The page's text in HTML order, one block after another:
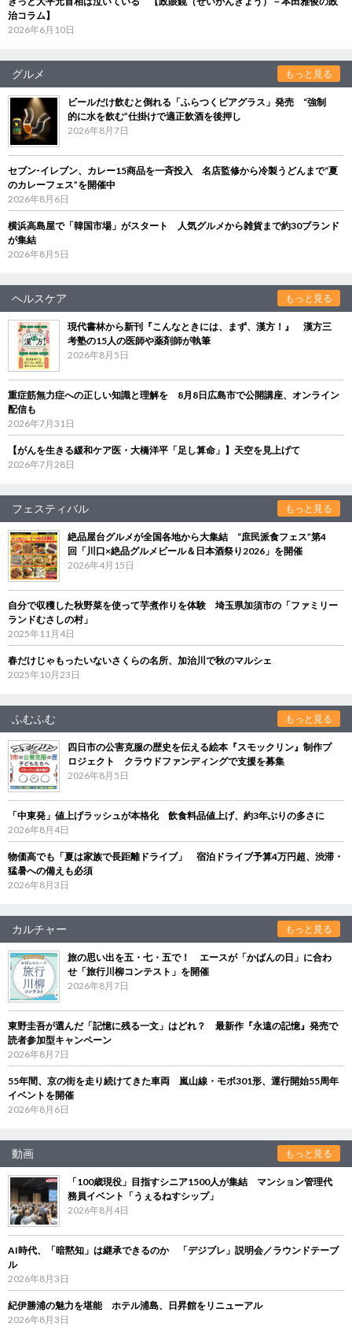
治コラム】
2026年6月10日
グルメ もっと見る
ビールだけ飲むと倒れる「ふらつくビアグラス」発売 “強制
的に水を飲む”仕掛けで適正飲酒を後押し
2026年8月7日
セブン‐イレブン、カレー15商品を一斉投入 名店監修から冷製うどんまで“夏
のカレーフェス”を開催中
2026年8月6日
横浜高島屋で「韓国市場」がスタート 人気グルメから雑貨まで約30ブランド
が集結
2026年8月5日
ヘルスケア もっと見る
現代書林から新刊『こんなときには、まず、漢方！』 漢方三
考塾の15人の医師や薬剤師が執筆
2026年8月5日
重症筋無力症への正しい知識と理解を 8月8日広島市で公開講座、オンライン
配信も
2026年7月31日
【がんを生きる緩和ケア医・大橋洋平「足し算命」】天空を見上げて
2026年7月28日
フェスティバル もっと見る
絶品屋台グルメが全国各地から大集結 “庶民派食フェス”第4
回「川口×絶品グルメビール＆日本酒祭り2026」を開催
2026年4月15日
自分で収穫した秋野菜を使って芋煮作りを体験 埼玉県加須市の「ファミリー
ランドむさしの村」
2025年11月4日
春だけじゃもったいないさくらの名所、加治川で秋のマルシェ
2025年10月23日
ふむふむ もっと見る
四日市の公害克服の歴史を伝える絵本『スモックリン』制作プ
ロジェクト クラウドファンディングで支援を募集
2026年8月5日
「中東発」値上げラッシュが本格化 飲食料品値上げ、約3年ぶりの多さに
2026年8月4日
物価高でも「夏は家族で長距離ドライブ」 宿泊ドライブ予算4万円超、渋滞・
猛暑への備えも必須
2026年8月3日
カルチャー もっと見る
旅の思い出を五・七・五で！ エースが「かばんの日」に合わ
せ「旅行川柳コンテスト」を開催
2026年8月7日
東野圭吾が選んだ「記憶に残る一文」はどれ？ 最新作『永遠の記憶』発売で
読者参加型キャンペーン
2026年8月7日
55年間、京の街を走り続けてきた車両 嵐山線・モボ301形、運行開始55周年
イベントを開催
2026年8月6日
動画 もっと見る
「100歳現役」目指すシニア1500人が集結 マンション管理代
務員イベント「うぇるねすシップ」
2026年8月4日
AI時代、「暗黙知」は継承できるのか 「デジブレ」説明会／ラウンドテーブ
ル
2026年8月3日
紀伊勝浦の魅力を堪能 ホテル浦島、日昇館をリニューアル
2026年8月3日